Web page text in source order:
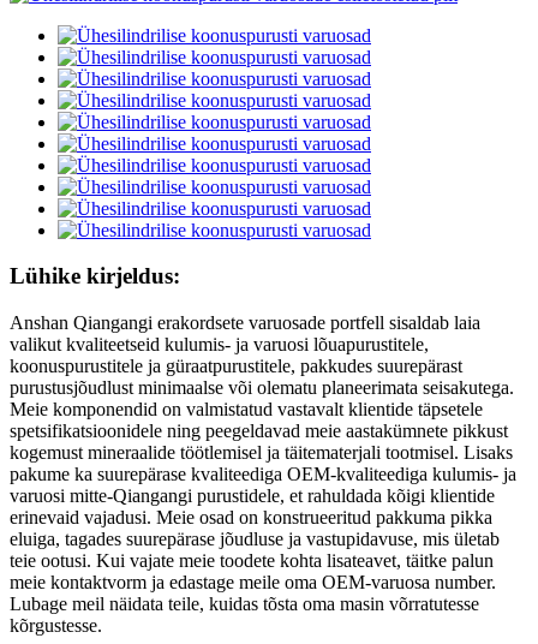
Lühike kirjeldus:
Anshan Qiangangi erakordsete varuosade portfell sisaldab laia
valikut kvaliteetseid kulumis- ja varuosi lõuapurustitele,
koonuspurustitele ja güraatpurustitele, pakkudes suurepärast
purustusjõudlust minimaalse või olematu planeerimata seisakutega.
Meie komponendid on valmistatud vastavalt klientide täpsetele
spetsifikatsioonidele ning peegeldavad meie aastakümnete pikkust
kogemust mineraalide töötlemisel ja täitematerjali tootmisel. Lisaks
pakume ka suurepärase kvaliteediga OEM-kvaliteediga kulumis- ja
varuosi mitte-Qiangangi purustidele, et rahuldada kõigi klientide
erinevaid vajadusi. Meie osad on konstrueeritud pakkuma pikka
eluiga, tagades suurepärase jõudluse ja vastupidavuse, mis ületab
teie ootusi. Kui vajate meie toodete kohta lisateavet, täitke palun
meie kontaktvorm ja edastage meile oma OEM-varuosa number.
Lubage meil näidata teile, kuidas tõsta oma masin võrratutesse
kõrgustesse.